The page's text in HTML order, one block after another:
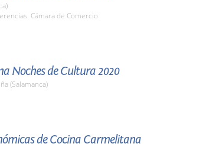
Cámara de Comercio
Noches de Cultura 2020
(Salamanca)
de Cocina Carmelitana